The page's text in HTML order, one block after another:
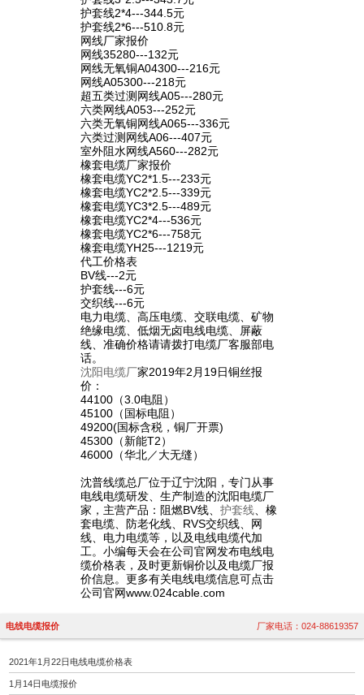
护套线2*4---344.5元
护套线2*6---510.8元
网线厂家报价
网线35280---132元
网线无氧铜A04300---216元
网线A05300---218元
超五类过测网线A05---280元
六类网线A053---252元
六类无氧铜网线A065---336元
六类过测网线A06---407元
室外阻水网线A560---282元
橡套电缆厂家报价
橡套电缆YC2*1.5---233元
橡套电缆YC2*2.5---339元
橡套电缆YC3*2.5---489元
橡套电缆YC2*4---536元
橡套电缆YC2*6---758元
橡套电缆YH25---1219元
代工价格表
BV线---2元
护套线---6元
交织线---6元
电力电缆、高压电缆、交联电缆、矿物
绝缘电缆、低烟无卤电线电缆、屏蔽
线、准确价格请请拨打电缆厂客服部电
话。
沈阳电缆厂家2019年2月19日铜丝报
价：
44100（3.0电阻）
45100（国标电阻）
49200(国标含税，铜厂开票)
45300（新能T2）
46000（华北／大无缝）
沈普线缆总厂位于辽宁沈阳，专门从事
电线电缆研发、生产制造的沈阳电缆厂
家，主营产品：阻燃BV线、 护套线 、橡
套电缆、防老化线、RVS交织线、网
线、电力电缆等，以及电线电缆代加
工。小编每天会在公司官网发布电线电
缆价格表，及时更新铜价以及电缆厂报
价信息。更多有关电线电缆信息可点击
公司官网www.024cable.com
电线电缆报价 厂家电话：024-88619357
2021年1月22日电线电缆价格表
1月14日电缆报价